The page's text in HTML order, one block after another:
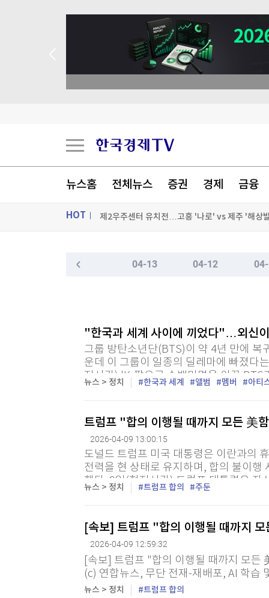
뉴스홈 전체뉴스 증권 경제 금융
HOT
이산화탄소로 고순도 포름산 직접 생산…생산비
제2우주센터 유치전…고흥 '나로' vs 제주 '해상
근로복지공단, 하반기 신입 274명 공채…19일까
[포토+] 박정민, '멋짐 가득한 모습~'
이산화탄소로 고순도 포름산 직접 생산…생산비
이산화탄소로 고순도 포름산 직접 생산…생산비
[오후5시] 뉴스플러스
온로드 (ON ROAD) 인사이트
부동산
사회
글로벌경제
랭킹뉴스
미네르바아카데미
스페셜강의
투자/재테크
[모집-3기-] 돈버는 트레이딩 투자 북클럽
[할인50%] 한·미 투자 올인원 클래스
특징주 뉴스
환율
04-13 04-12
"한국과 세계 사이에 끼었다"…외신
그룹 방탄소년단(BTS)이 약 4년 만에
운데 이 그룹이 일종의 딜레마에 빠졌다
지시간) 'K-팝으로 수백만명을 이끈
제목의 기사를 통해 "BTS가 세계에 구애
뉴스 > 정치 한국과 세계 앨범 멤버 아티
트럼프 "합의 이행될 때까지 모든 美
2026-04-09 13:00:15
도널드 트럼프 미국 대통령은 이란과의
전력을 현 상태로 유지하며, 합의 불이행
했다. 9일(현지시간) 트럼프 대통령은
해 "이미 상당히 약화한 적을 치명적으
뉴스 > 정치 트럼프 합의 주둔
[속보] 트럼프 "합의 이행될 때까지
2026-04-09 12:59:32
[속보] 트럼프 "합의 이행될 때까지 모든
(c) 연합뉴스, 무단 전재-재배포, AI 학습
뉴스 > 정치 트럼프 합의